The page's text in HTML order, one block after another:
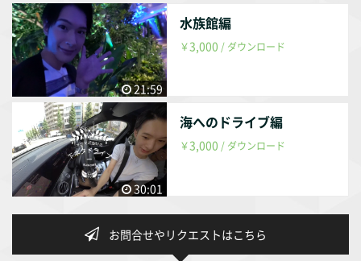
21:59
水族館編
￥3,000 / ダウンロード
30:01
海へのドライブ編
￥3,000 / ダウンロード
お問合せやリクエストはこちら